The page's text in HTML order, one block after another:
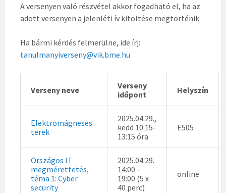
A versenyen való részvétel akkor fogadható el, ha az
adott versenyen a jelenléti ív kitöltése megtörténik.
Ha bármi kérdés felmerülne, ide írj:
tanulmanyiverseny@vik.bme.hu
Verseny neve
Verseny
időpont
Helyszín
Elektromágneses
terek
2025.04.29.,
kedd 10:15-
13:15 óra
E505
Országos IT
megmérettetés,
téma 1: Cyber
security
2025.04.29.
14:00 –
19:00 (5 x
40 perc)
online